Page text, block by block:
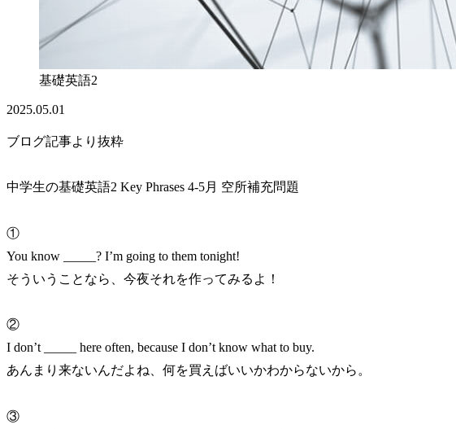
基礎英語2
2025.05.01
ブログ記事より抜粋
中学生の基礎英語2 Key Phrases 4-5月 空所補充問題
①
You know _____? I’m going to them tonight!
そういうことなら、今夜それを作ってみるよ！
②
I don’t _____ here often, because I don’t know what to buy.
あんまり来ないんだよね、何を買えばいいかわからないから。
③